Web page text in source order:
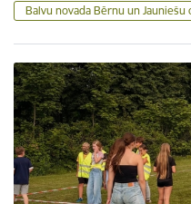
Balvu novada Bērnu un Jauniešu